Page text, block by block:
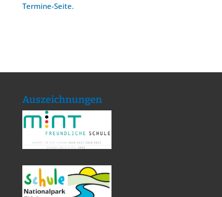
Termine-Seite.
Auszeichnungen